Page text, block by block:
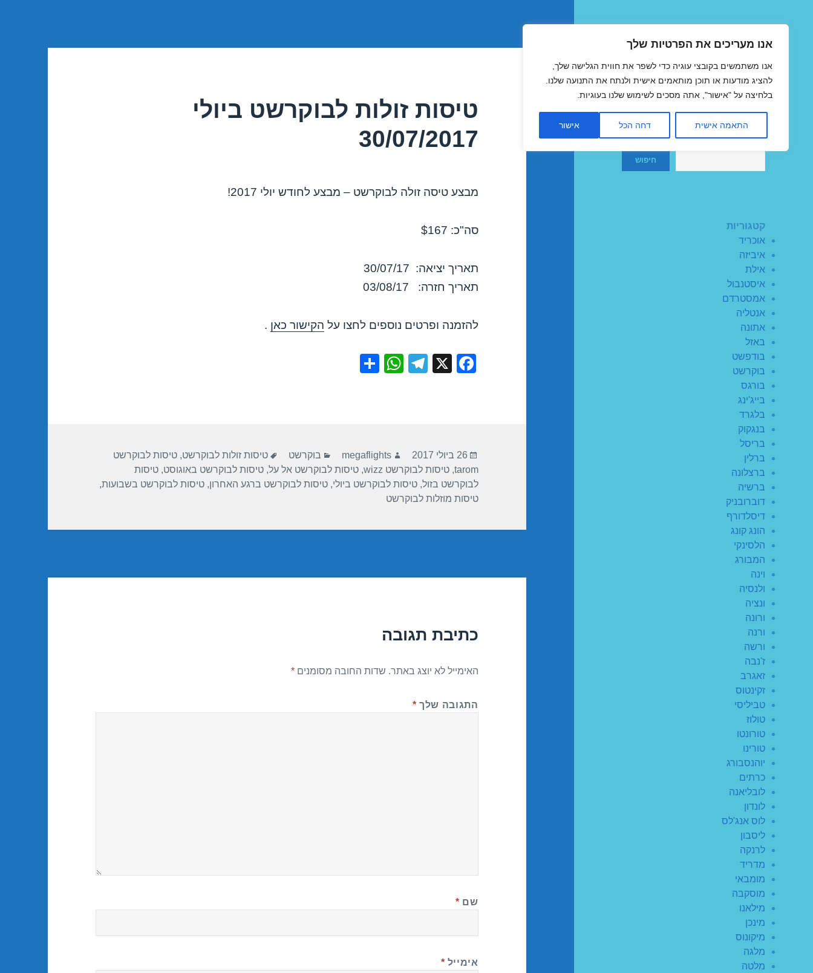
אנו מעריכים את הפרטיות שלך
אנו משתמשים בקובצי עוגיה כדי לשפר את חווית הגלישה שלך,
להציג מודעות או תוכן מותאמים אישית ולנתח את התנועה שלנו.
בלחיצה על "אישור", אתה מסכים לשימוש שלנו בעוגיות.
התאמה אישית דחה הכל אישור
MegaFlights טיסות מוזלות
חיפוש
חיפוש
קטגוריות
אוכריד
איביזה
אילת
איסטנבול
אמסטרדם
אנטליה
אתונה
באזל
בודפשט
בוקרשט
בורגס
בייג'ינג
בלגרד
בנגקוק
בריסל
ברלין
ברצלונה
ברשיה
דוברובניק
דיסלדורף
הונג קונג
הלסינקי
המבורג
וינה
ולנסיה
ונציה
ורונה
ורנה
ורשה
ז'נבה
זאגרב
זקינטוס
טביליסי
טולוז
טורונטו
טורינו
יוהנסבורג
כרתים
לובליאנה
לונדון
לוס אנג'לס
ליסבון
לרנקה
מדריד
מומבאי
מוסקבה
מילאנו
מינכן
מיקונוס
מלגה
מלטה
טיסות זולות לבוקרשט ביולי
30/07/2017
מבצע טיסה זולה לבוקרשט – מבצע לחודש יולי 2017!
סה"כ: $167
תאריך יציאה: 30/07/17
תאריך חזרה: 03/08/17
להזמנה ופרטים נוספים לחצו על הקישור כאן .
F
o
o
k
X
T
m
W
p
p
פורסם
בתאריך
26 ביולי 2017 מחבר
megaflights קטגוריות
בוקרשט תגיות
טיסות זולות לבוקרשט,טיסות לבוקרשט
tarom
,טיסות לבוקרשט wizz ,טיסות לבוקרשט אל על,טיסות לבוקרשט באוגוסט,טיסות
לבוקרשט בזול,טיסות לבוקרשט ביולי,טיסות לבוקרשט ברגע האחרון,טיסות לבוקרשט בשבועות,
טיסות מוזלות לבוקרשט
כתיבת תגובה
האימייל לא יוצג באתר. שדות החובה מסומנים*
התגובה שלך *
שם *
אימייל *